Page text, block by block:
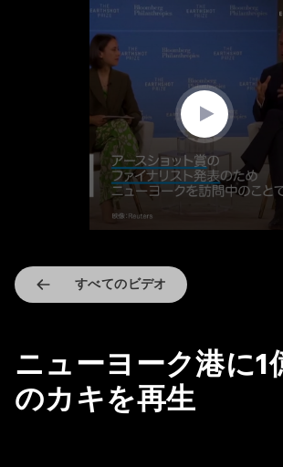
すべてのビデオ
ニューヨーク港に1
のカキを再生